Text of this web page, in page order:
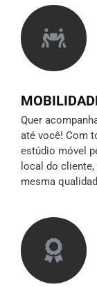
Quer
até você! Com
estúdio móvel
local do
mesma